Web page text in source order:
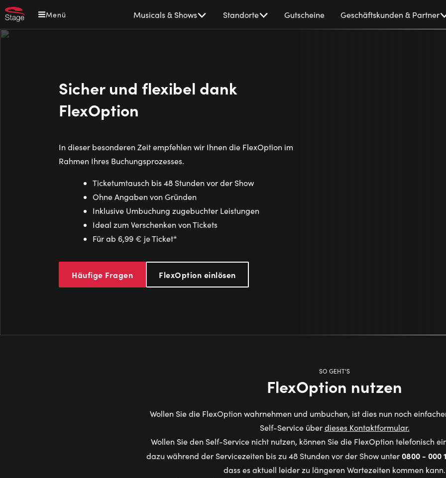
Direkt
zum
Inhalt
Menü
navigation
Musicals & Shows Standorte Gutscheine Geschäftskunden & Partner
Sicher und flexibel dank
FlexOption
In dieser besonderen Zeit empfehlen wir Ihnen die FlexOption im
Rahmen Ihres Buchungsprozesses.
Ticketumtausch bis 48 Stunden vor der Show
Ohne Angaben von Gründen
Inklusive Umbuchung zugebuchter Leistungen
Ideal zum Verschenken von Tickets
Für ab 6,99 € je Ticket*
Häufige Fragen FlexOption einlösen
SO GEHT'S
FlexOption nutzen
Wollen Sie die FlexOption wahrnehmen und umbuchen, ist dies nun noch
Self-Service überdieses Kontaktformular.
Wollen Sie den Self-Service nicht nutzen, können Sie die FlexOption telefonisch
dazu während der Servicezeiten bis zu 48 Stunden vor der Show unter0800 - 000
dass es aktuell leider zu längeren Wartezeiten kommen kann.